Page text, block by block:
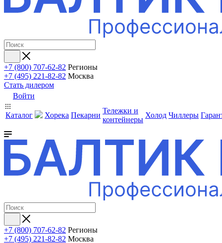
+7 (800) 707-62-82 Регионы
+7 (495) 221-82-82 Москва
Стать дилером
Войти
Каталог Хорека Пекарни
Тележки и
контейнеры
Холод Чиллеры
+7 (800) 707-62-82 Регионы
+7 (495) 221-82-82 Москва